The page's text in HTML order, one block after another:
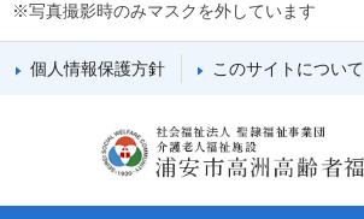
※写真撮影時のみマスクを外しています
個人情報保護方針 このサイトについて